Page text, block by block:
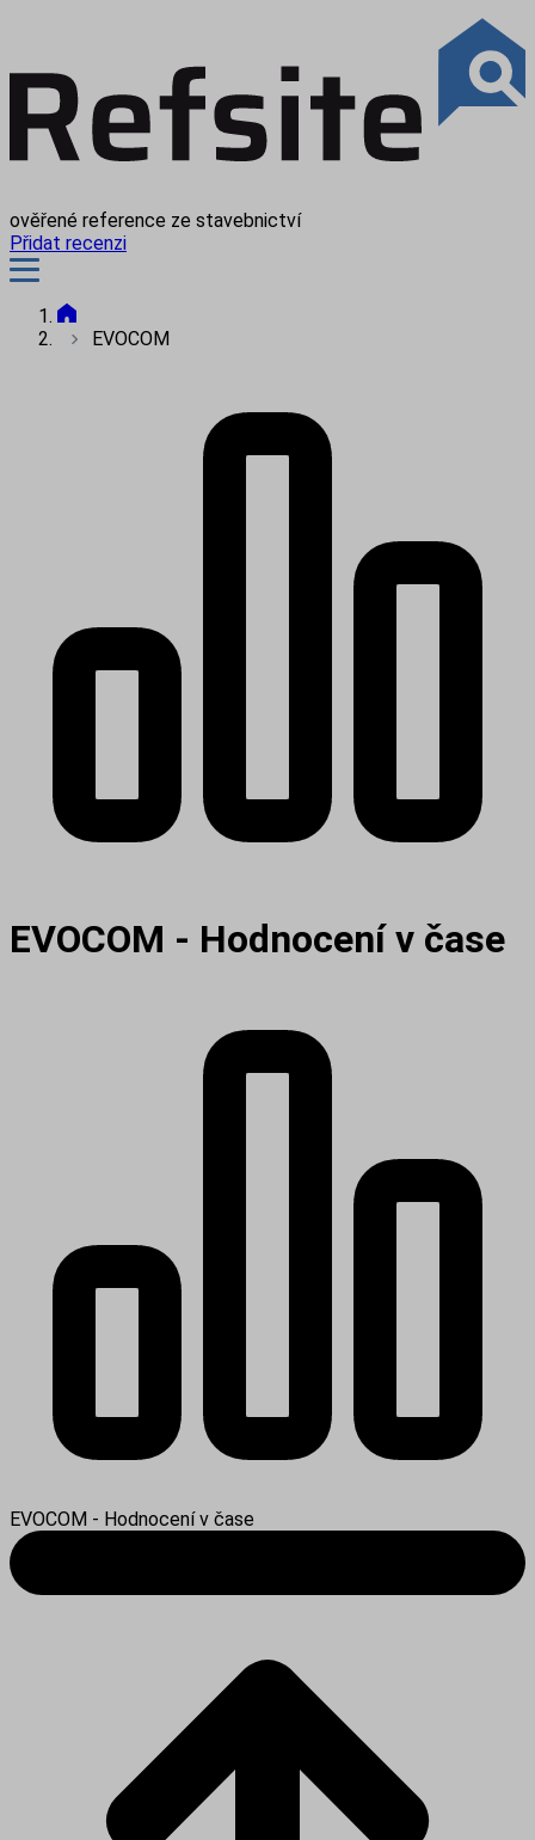
ověřené reference ze stavebnictví
Přidat recenzi
EVOCOM
EVOCOM - Hodnocení v čase
EVOCOM - Hodnocení v čase